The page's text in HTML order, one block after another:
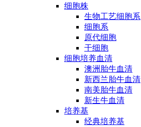
细胞株
生物工艺细胞系
细胞系
原代细胞
干细胞
细胞培养血清
澳洲胎牛血清
新西兰胎牛血清
南美胎牛血清
新生牛血清
培养基
经典培养基